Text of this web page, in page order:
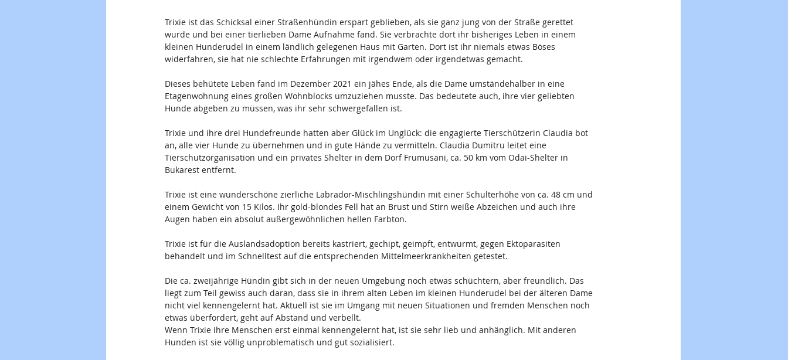
Trixie ist das Schicksal einer Straßenhündin erspart geblieben, als sie ganz jung von der Straße gerettet
wurde und bei einer tierlieben Dame Aufnahme fand. Sie verbrachte dort ihr bisheriges Leben in einem
kleinen Hunderudel in einem ländlich gelegenen Haus mit Garten. Dort ist ihr niemals etwas Böses
widerfahren, sie hat nie schlechte Erfahrungen mit irgendwem oder irgendetwas gemacht.
Dieses behütete Leben fand im Dezember 2021 ein jähes Ende, als die Dame umständehalber in eine
Etagenwohnung eines großen Wohnblocks umzuziehen musste. Das bedeutete auch, ihre vier geliebten
Hunde abgeben zu müssen, was ihr sehr schwergefallen ist.
Trixie und ihre drei Hundefreunde hatten aber Glück im Unglück: die engagierte Tierschützerin Claudia bot
an, alle vier Hunde zu übernehmen und in gute Hände zu vermitteln. Claudia Dumitru leitet eine
Tierschutzorganisation und ein privates Shelter in dem Dorf Frumusani, ca. 50 km vom Odai-Shelter in
Bukarest entfernt.
Trixie ist eine wunderschöne zierliche Labrador-Mischlingshündin mit einer Schulterhöhe von ca. 48 cm und
einem Gewicht von 15 Kilos. Ihr gold-blondes Fell hat an Brust und Stirn weiße Abzeichen und auch ihre
Augen haben ein absolut außergewöhnlichen hellen Farbton.
Trixie ist für die Auslandsadoption bereits kastriert, gechipt, geimpft, entwurmt, gegen Ektoparasiten
behandelt und im Schnelltest auf die entsprechenden Mittelmeerkrankheiten getestet.
Die ca. zweijährige Hündin gibt sich in der neuen Umgebung noch etwas schüchtern, aber freundlich. Das
liegt zum Teil gewiss auch daran, dass sie in ihrem alten Leben im kleinen Hunderudel bei der älteren Dame
nicht viel kennengelernt hat. Aktuell ist sie im Umgang mit neuen Situationen und fremden Menschen noch
etwas überfordert, geht auf Abstand und verbellt.
Wenn Trixie ihre Menschen erst einmal kennengelernt hat, ist sie sehr lieb und anhänglich. Mit anderen
Hunden ist sie völlig unproblematisch und gut sozialisiert.